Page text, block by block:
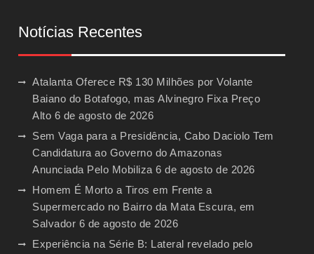
Notícias Recentes
Atalanta Oferece R$ 130 Milhões por Volante
Baiano do Botafogo, mas Alvinegro Fixa Preço
Alto 6 de agosto de 2026
Sem Vaga para a Presidência, Cabo Daciolo Tem
Candidatura ao Governo do Amazonas
Anunciada Pelo Mobiliza 6 de agosto de 2026
Homem É Morto a Tiros em Frente a
Supermercado no Bairro da Mata Escura, em
Salvador 6 de agosto de 2026
Experiência na Série B: Lateral revelado pelo